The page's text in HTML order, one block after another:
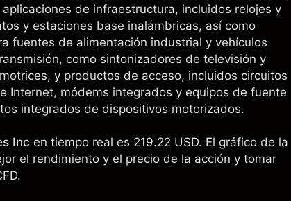
de infraestructura, incluidos relojes y
y estaciones base inalámbricas, así como
fuentes de alimentación industrial y vehículos
como sintonizadores de televisión y
y productos de acceso, incluidos circuitos
Internet, módems integrados y equipos de fuente
integrados de dispositivos motorizados.
Inc en tiempo real es 219.22 USD. El gráfico de la
el rendimiento y el precio de la acción y tomar